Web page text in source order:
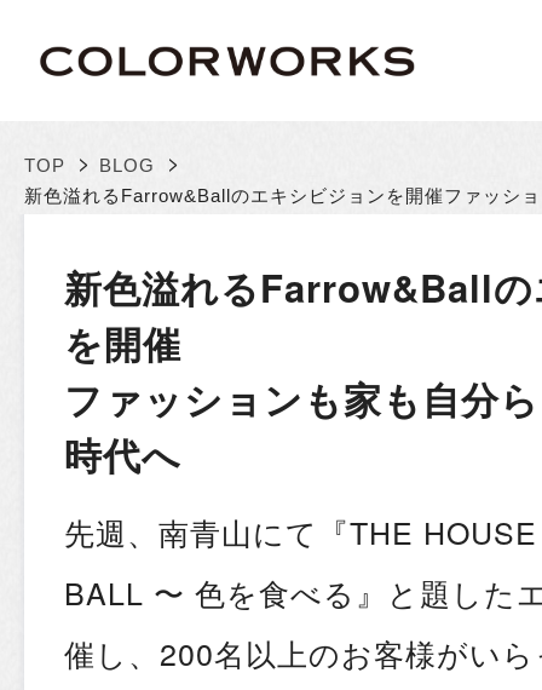
TOP > BLOG >
新色溢れるFarrow&Ballのエキシビジョンを開催ファッシ
新色溢れるFarrow&Ball
を開催
ファッションも家も自分
時代へ
先週、南青山にて『THE
BALL 〜 色を食べる』と題した
催し、200名以上のお客様がい